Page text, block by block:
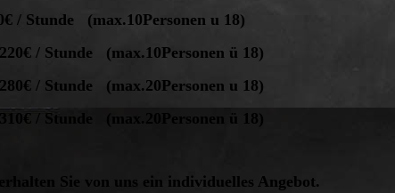
/ Stunde (max.10Personen u 18)
ü 18)
u 18)
ü 18)
Sie von uns ein individuelles Angebot.